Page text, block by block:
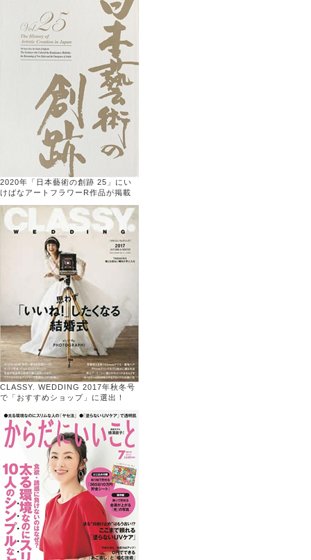
2020年「日本藝術の創跡 25」にい
けばなアートフラワーR作品が掲載
CLASSY. WEDDING 2017年秋冬号
で「おすすめショップ」に選出！